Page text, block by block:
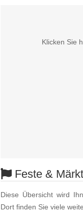
Klicken Sie
Feste &
Diese Übersicht wird
Dort finden Sie viele